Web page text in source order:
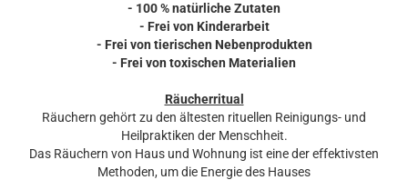
- 100 % natürliche Zutaten
- Frei von Kinderarbeit
- Frei von tierischen Nebenprodukten
- Frei von toxischen Materialien
Räucherritual
Räuchern gehört zu den ältesten rituellen Reinigungs- und
Heilpraktiken der Menschheit.
Das Räuchern von Haus und Wohnung ist eine der effektivsten
Methoden, um die Energie des Hauses